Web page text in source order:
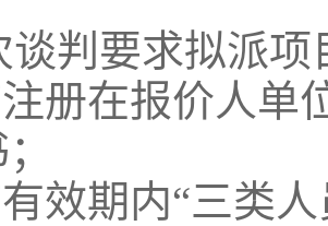
谈判要求拟派项
册在报价人单
；
效期内“三类